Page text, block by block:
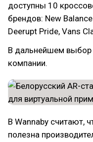
доступны 10
брендов: New
Deerupt Pride, Vans
В дальнейшем
компании.
В Wannaby считают,
полезна